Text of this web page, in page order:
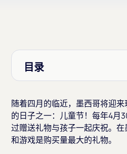
随着四月的临近，墨西哥将迎
的日子之一：儿童节！每年4月
过赠送礼物与孩子一起庆祝。
和游戏是购买量最大的礼物。
目录